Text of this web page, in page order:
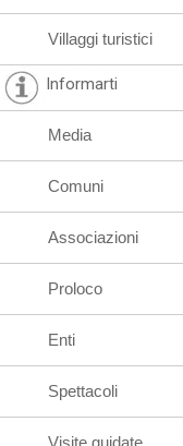
Villaggi turistici
Informarti
Media
Comuni
Associazioni
Proloco
Enti
Spettacoli
Visite guidate